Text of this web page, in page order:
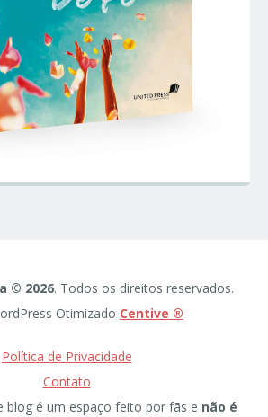
© 2026. Todos os direitos reservados.
Otimizado Centive ®
Política de Privacidade
Contato
blog é um espaço feito por fãs e não é